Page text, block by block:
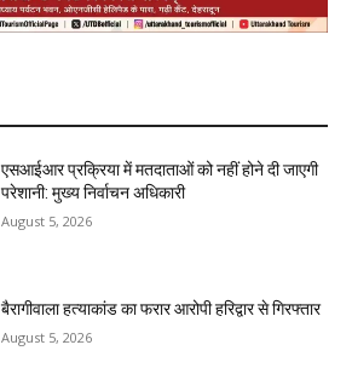
एसआईआर प्रक्रिया में मतदाताओं को नहीं होने दी जाएगी
परेशानी: मुख्य निर्वाचन अधिकारी
August 5, 2026
बैरागीवाला हत्याकांड का फरार आरोपी हरिद्वार से गिरफ्तार
August 5, 2026